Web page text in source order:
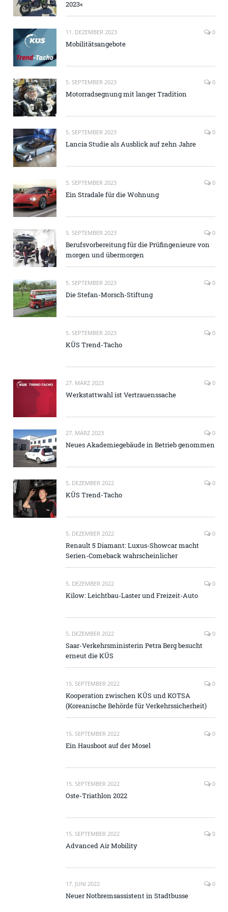
2023«
11. DEZEMBER 2023 0
Mobilitätsangebote
5. SEPTEMBER 2023 0
Motorradsegnung mit langer Tradition
5. SEPTEMBER 2023 0
Lancia Studie als Ausblick auf zehn Jahre
5. SEPTEMBER 2023 0
Ein Stradale für die Wohnung
5. SEPTEMBER 2023 0
Berufsvorbereitung für die Prüfingenieure von
morgen und übermorgen
5. SEPTEMBER 2023 0
Die Stefan-Morsch-Stiftung
5. SEPTEMBER 2023 0
KÜS Trend-Tacho
27. MÄRZ 2023 0
Werkstattwahl ist Vertrauenssache
27. MÄRZ 2023 0
Neues Akademiegebäude in Betrieb genommen
5. DEZEMBER 2022 0
KÜS Trend-Tacho
5. DEZEMBER 2022 0
Renault 5 Diamant: Luxus-Showcar macht
Serien-Comeback wahrscheinlicher
5. DEZEMBER 2022 0
Kilow: Leichtbau-Laster und Freizeit-Auto
5. DEZEMBER 2022 0
Saar-Verkehrsministerin Petra Berg besucht
erneut die KÜS
15. SEPTEMBER 2022 0
Kooperation zwischen KÜS und KOTSA
(Koreanische Behörde für Verkehrssicherheit)
15. SEPTEMBER 2022 0
Ein Hausboot auf der Mosel
15. SEPTEMBER 2022 0
Oste-Triathlon 2022
15. SEPTEMBER 2022 0
Advanced Air Mobility
17. JUNI 2022 0
Neuer Notbremsassistent in Stadtbusse